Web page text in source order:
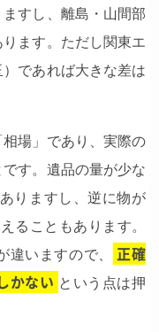
すし、離島・山間部
ます。ただし関東エ
であれば大きな差は
場」であり、実際の
す​。遺品の量が少な
りますし、逆に物が
ることもあります。
違いますので、
正確
かない という点は押